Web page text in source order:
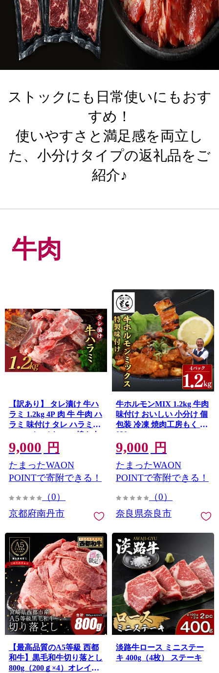
ストックにも日常使いにもおす
すめ！​
使いやすさと満足感を両立し
た、小分けタイプの返礼品をご
紹介♪
牛肉
【訳あり】 タレ漬け 牛ハ
ラミ 1.2kg 4P 肉 牛 牛肉 ハ
ラミ 味付け タレ ハラミ肉
BBQ バーベキュー 焼き肉
焼肉 焼肉セット アウトド
ア キャンプ ギフト 真空 パ
ック 小分け 300g 個包装 簡
単 便利 冷凍 人気 京都 南
9,000 円
たまったWAON
POINTで寄附できる！
（0）
京都府南丹市
牛ホルモンMIX 1.2kg 牛肉
味付け おいしい 小分け 個
包装 冷凍 焼肉工房もく 9-
020
9,000 円
たまったWAON
POINTで寄附できる！
（0）
奈良県奈良市
【最高品質のA5等級 西都
和牛】黒毛和牛切り落とし
800g（200ｇ×4）オレイン
淡路牛ロース ミニステー
キ 400g（4枚） ステーキ